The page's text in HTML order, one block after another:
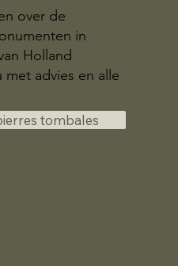
over de
in
Holland
advies en alle
tombales